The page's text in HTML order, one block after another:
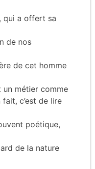
qui a offert sa
de nos
de cet homme
un métier comme
c’est de lire
poétique,
de la nature